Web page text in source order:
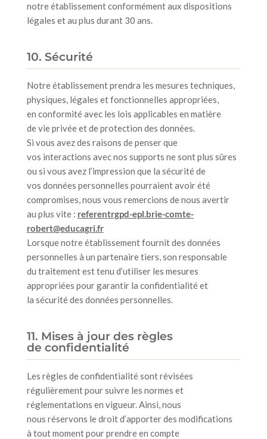
notre établissement conformément aux dispositions
légales et au plus durant 30 ans.
10. Sécurité
Notre établissement prendra les mesures techniques,
physiques, légales et fonctionnelles appropriées,
en conformité avec les lois applicables en matière
de vie privée et de protection des données.
Si vous avez des raisons de penser que
vos interactions avec nos supports ne sont plus sûres
ou si vous avez l’impression que la sécurité de
vos données personnelles pourraient avoir été
compromises, nous vous remercions de nous avertir
au plus vite : referentrgpd-epl.brie-comte-
robert@educagri.fr
Lorsque notre établissement fournit des données
personnelles à un partenaire tiers, son responsable
du traitement est tenu d’utiliser les mesures
appropriées pour garantir la confidentialité et
la sécurité des données personnelles.
11. Mises à jour des règles
de confidentialité
Les règles de confidentialité sont révisées
régulièrement pour suivre les normes et
réglementations en vigueur. Ainsi, nous
nous réservons le droit d’apporter des modifications
à tout moment pour prendre en compte